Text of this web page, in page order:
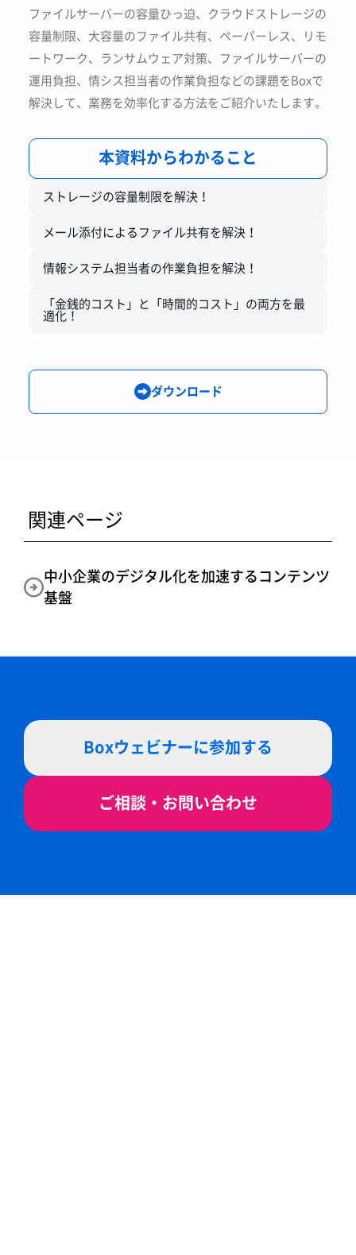
ファイルサーバーの容量ひっ迫、クラウドストレージの
容量制限、大容量のファイル共有、ペーパーレス、リモ
ートワーク、ランサムウェア対策、ファイルサーバーの
運用負担、情シス担当者の作業負担などの課題をBoxで
解決して、業務を効率化する方法をご紹介いたします。
本資料からわかること
ストレージの容量制限を解決！
メール添付によるファイル共有を解決！
情報システム担当者の作業負担を解決！
「金銭的コスト」と「時間的コスト」の両方を最
適化！
ダウンロード
関連ページ
中小企業のデジタル化を加速するコンテンツ
基盤
Boxウェビナーに参加する
ご相談・お問い合わせ